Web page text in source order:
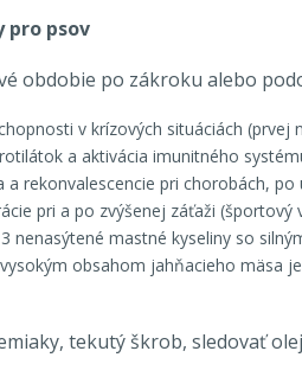
pro psov
obdobie po zákroku alebo
v krízových situáciách
a aktivácia imunitného
a rekonvalescencie pri chorobách,
pri a po zvýšenej záťaži
nenasýtené mastné kyseliny so
obsahom jahňacieho mäsa
tekutý škrob, sledovať